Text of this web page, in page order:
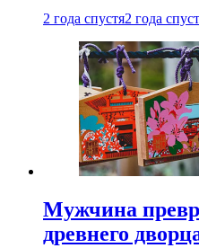
2 года спустя2 года
Мужчина
древнего